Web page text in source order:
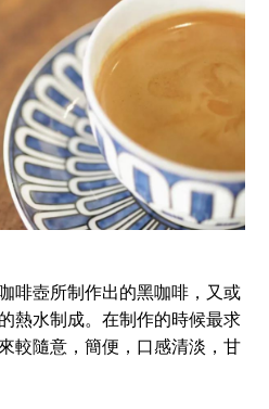
啡壺所制作出的黑咖啡，又或
熱水制成。在制作的時候最求
較隨意，簡便，口感清淡，甘